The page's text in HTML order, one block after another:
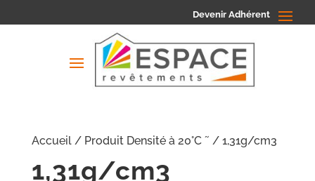
Devenir Adhérent
Accueil/ Produit Densité à 20°C ˜ / 1,31g/cm3
1,31g/cm3